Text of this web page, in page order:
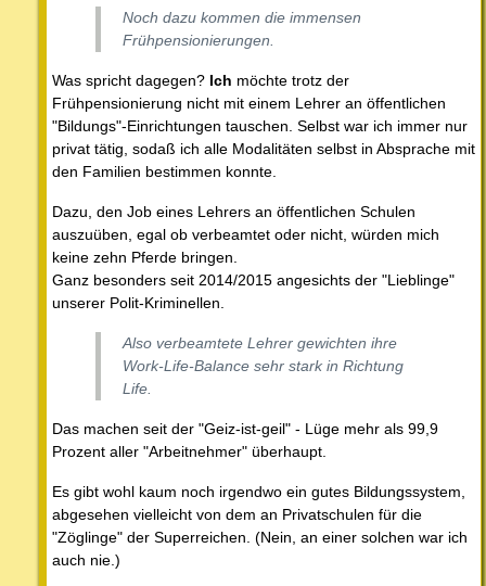
Noch dazu kommen die immensen
Frühpensionierungen.
Was spricht dagegen? Ich möchte trotz der
Frühpensionierung nicht mit einem Lehrer an öffentlichen
"Bildungs"-Einrichtungen tauschen. Selbst war ich immer nur
privat tätig, sodaß ich alle Modalitäten selbst in Absprache mit
den Familien bestimmen konnte.
Dazu, den Job eines Lehrers an öffentlichen Schulen
auszuüben, egal ob verbeamtet oder nicht, würden mich
keine zehn Pferde bringen.
Ganz besonders seit 2014/2015 angesichts der "Lieblinge"
unserer Polit-Kriminellen.
Also verbeamtete Lehrer gewichten ihre
Work-Life-Balance sehr stark in Richtung
Life.
Das machen seit der "Geiz-ist-geil" - Lüge mehr als 99,9
Prozent aller "Arbeitnehmer" überhaupt.
Es gibt wohl kaum noch irgendwo ein gutes Bildungssystem,
abgesehen vielleicht von dem an Privatschulen für die
"Zöglinge" der Superreichen. (Nein, an einer solchen war ich
auch nie.)